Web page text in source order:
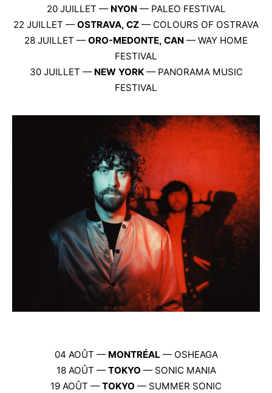
20 JUILLET — NYON— PALEO FESTIVAL
22 JUILLET —OSTRAVA, CZ — COLOURS OF OSTRAVA
28 JUILLET —ORO-MEDONTE, CAN — WAY HOME
FESTIVAL
30 JUILLET — NEW YORK— PANORAMA MUSIC
FESTIVAL
04 AOÛT — MONTRÉAL — OSHEAGA
18 AOÛT —TOKYO — SONIC MANIA
19 AOÛT —TOKYO — SUMMER SONIC